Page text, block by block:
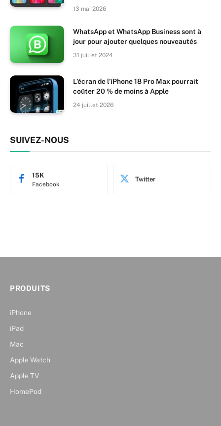
13 mai 2026
WhatsApp et WhatsApp Business sont à
jour pour ajouter quelques nouveautés
31 juillet 2024
L’écran de l’iPhone 18 Pro Max pourrait
coûter 20 % de moins à Apple
24 juillet 2026
SUIVEZ-NOUS
Facebook
15K Twitter
PRODUITS
iPhone
iPad
Mac
Apple Watch
Apple TV
HomePod